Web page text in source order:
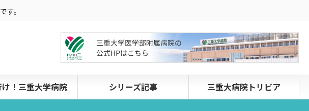
す。
！三重大学病院 シリーズ記事 三重大病院トリビア